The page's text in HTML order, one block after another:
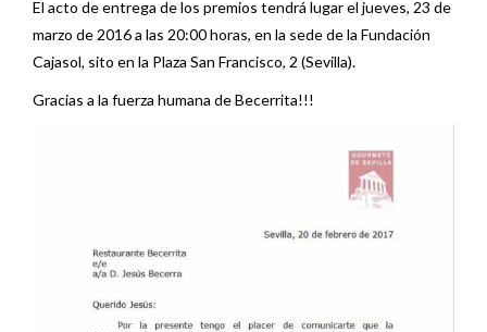
El acto de entrega de los premios tendrá lugar el jueves, 23 de
marzo de 2016 a las 20:00 horas, en la sede de la Fundación
Cajasol, sito en la Plaza San Francisco, 2 (Sevilla).
Gracias a la fuerza humana de Becerrita!!!